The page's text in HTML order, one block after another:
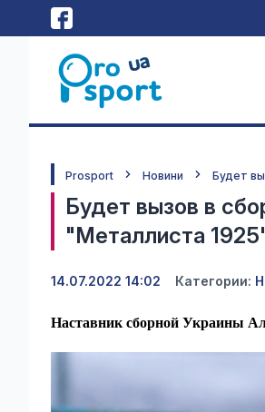
Prosport Новини Будет
Будет вызов в
"Металлиста
14.07.2022 14:02 Категории:
Наставник сборной Украины